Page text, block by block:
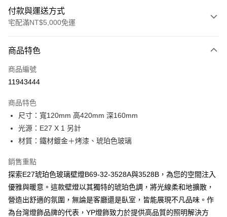
付款與運送方式
宅配滿NT$5,000免運
信用卡一次付款
LINE Pay
街口支付
悠遊付
全盈+PAY
AFTEE先享後付
相關說明
【關於「AFTEE先享後付」】
商品特色
商品編號
11943444
商品特色
尺寸：寬120mm 高420mm 深160mm
光源：E27 X 1 另計
材質：鐵材鍍金＋烤漆、琥珀色玻璃
銷售重點
探索E27琥珀色玻璃壁燈B69-32-3528A與3528B，為您的空間注入
優雅與暖意。這款壁燈以其獨特的琥珀色調，將光線柔和地擴散，
營造出舒適的氛圍，無論是客廳還是臥室，皆能展現不凡品味。作
為台灣燈飾品牌的代表，YP燈飾致力於提供高品質的照明解決方